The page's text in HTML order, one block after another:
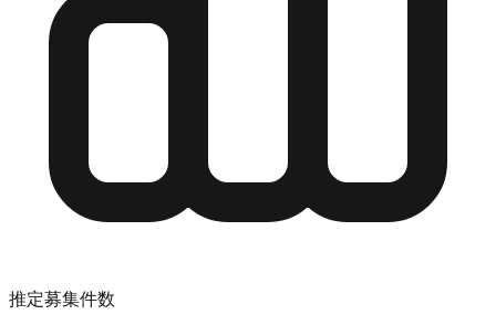
推定募集件数